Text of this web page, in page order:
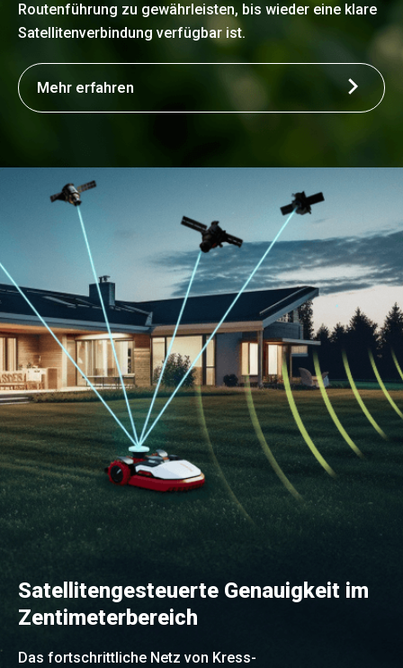
Routenführung zu gewährleisten, bis wieder eine klare
Satellitenverbindung verfügbar ist.
Mehr erfahren
Satellitengesteuerte Genauigkeit im
Zentimeterbereich
Das fortschrittliche Netz von Kress-